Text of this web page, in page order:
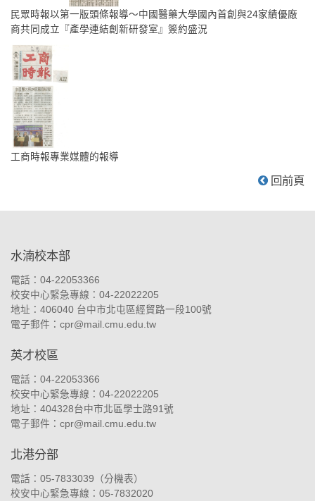
民眾時報以第一版頭條報導～中國醫藥大學國內首創與24家績優廠
商共同成立『產學連結創新研發室』簽約盛況
工商時報專業媒體的報導
回前頁
水湳校本部
電話：04-22053366
校安中心緊急專線：04-22022205
地址： 406040 台中市北屯區經貿路一段100號
電子郵件： cpr@mail.cmu.edu.tw
英才校區
電話：04-22053366
校安中心緊急專線：04-22022205
地址： 404328台中市北區學士路91號
電子郵件： cpr@mail.cmu.edu.tw
北港分部
電話：05-7833039（分機表）
校安中心緊急專線：05-7832020